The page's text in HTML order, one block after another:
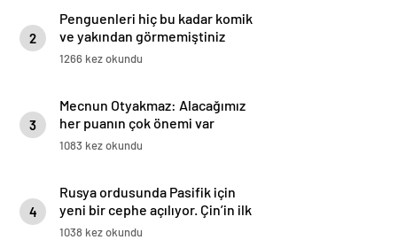
2
Penguenleri hiç bu kadar komik
ve yakından görmemiştiniz
1266 kez okundu
3
Mecnun Otyakmaz: Alacağımız
her puanın çok önemi var
1083 kez okundu
4
Rusya ordusunda Pasifik için
yeni bir cephe açılıyor. Çin’in ilk
tepkisi!
1038 kez okundu